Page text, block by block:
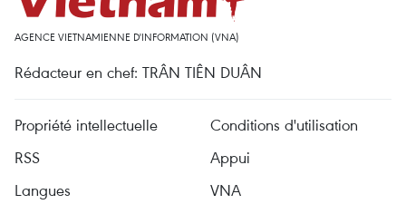
AGENCE VIETNAMIENNE D'INFORMATION (VNA)
Rédacteur en chef: TRÂN TIÊN DUÂN
Propriété intellectuelle
Conditions d'utilisation
RSS
Appui
Langues
VNA